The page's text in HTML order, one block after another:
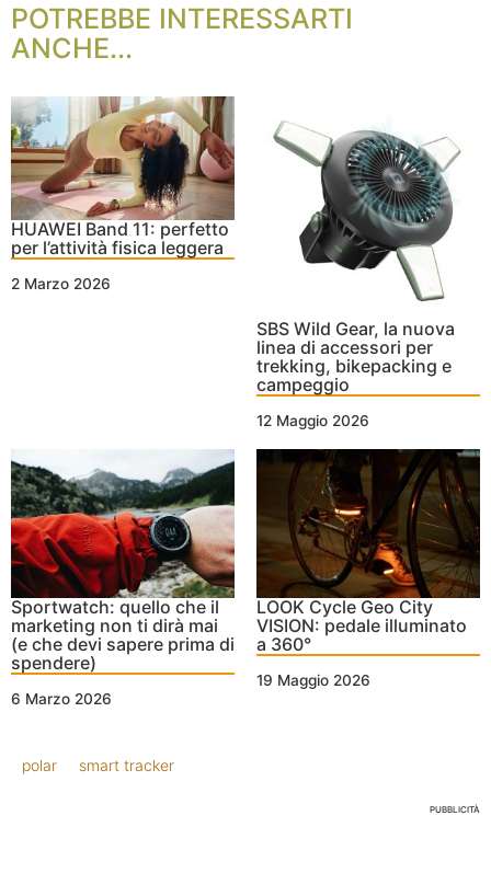
POTREBBE INTERESSARTI
ANCHE...
HUAWEI Band 11: perfetto
per l’attività fisica leggera
2 Marzo 2026
SBS Wild Gear, la nuova
linea di accessori per
trekking, bikepacking e
campeggio
12 Maggio 2026
Sportwatch: quello che il
marketing non ti dirà mai
(e che devi sapere prima di
spendere)
6 Marzo 2026
LOOK Cycle Geo City
VISION: pedale illuminato
a 360°
19 Maggio 2026
polar smart tracker
PUBBLICITÀ